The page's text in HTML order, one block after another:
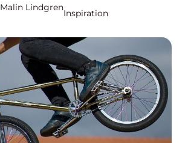
Malin Lindgren
Inspiration